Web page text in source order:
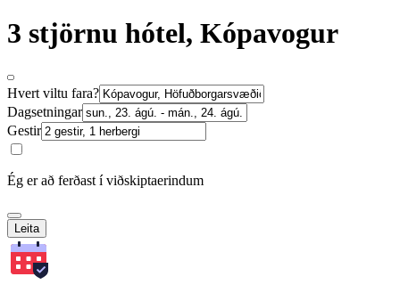
3 stjörnu hótel, Kópavogur
Hvert viltu fara?
Dagsetningar
Gestir
Ég er að ferðast í viðskiptaerindum
Leita